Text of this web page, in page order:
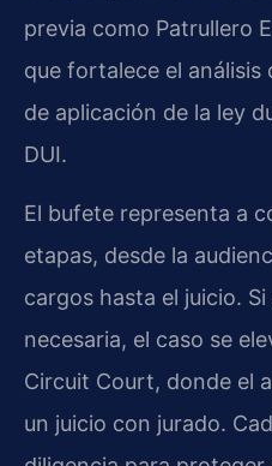
previa como Patrullero
que fortalece el
de aplicación de la ley
DUI.
El bufete representa a
etapas, desde la
cargos hasta el juicio.
necesaria, el caso se
Circuit Court, donde el
un juicio con jurado.